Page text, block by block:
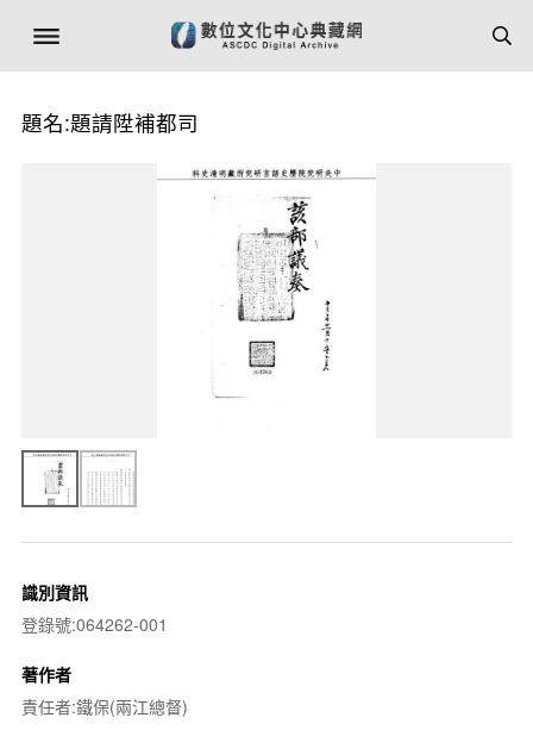
題名:題請陞補都司
識別資訊
登錄號:064262-001
著作者
責任者:鐵保(兩江總督)